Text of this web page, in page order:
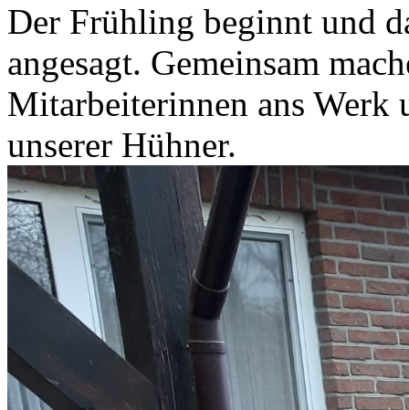
Der Frühling beginnt und
angesagt. Gemeinsam
Mitarbeiterinnen ans Werk
unserer Hühner.